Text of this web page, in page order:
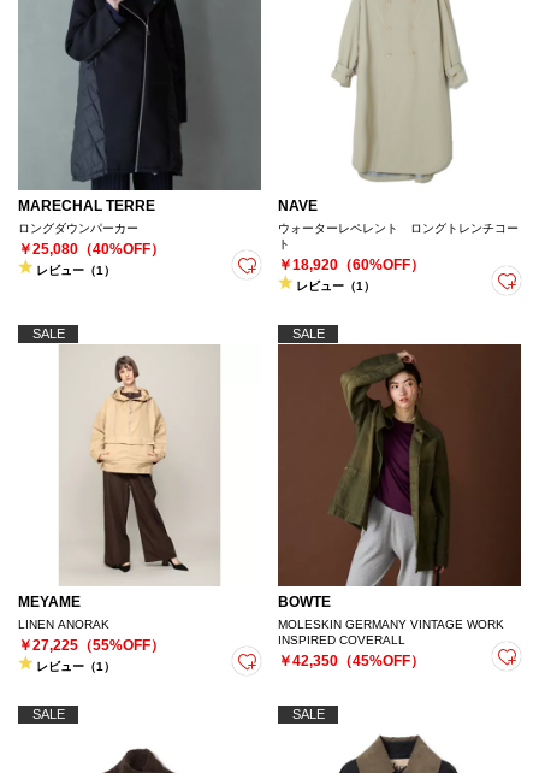
MARECHAL TERRE
ロングダウンパーカー
￥25,080（40%OFF）
レビュー（1）
NAVE
ウォーターレペレント ロングトレンチコー
ト
￥18,920（60%OFF）
レビュー（1）
SALE
MEYAME
LINEN ANORAK
￥27,225（55%OFF）
レビュー（1）
SALE
BOWTE
MOLESKIN GERMANY VINTAGE WORK
INSPIRED COVERALL
￥42,350（45%OFF）
SALE SALE